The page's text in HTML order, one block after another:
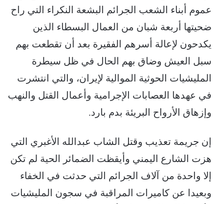
عموم أبناء الشعب الجرائم البشعة النكراء التي راح
ضحيتها أربعة شبان من العمال البسطاء الذين
يكدحون لإعالة أسرهم الفقيرة بعد أن تقطعت بهم
سبل العيش وضاق بهم الحال في ظل سيطرة
المليشيات الحوثية الموالية لإيران، والتي انتشرت
في عهدها العصابات الإجرامية وأعمال القتل والنهب
وإزهاق الأرواح البريئة بدم بارد.
إن جريمة تعذيب وقتل الشاب عبدالله الأغبري التي
هزت الشارع اليمني وأيقظت الضمائر الحية لم تكن
إلا واحدة من آلاف الجرائم التي حدثت في الخفاء
وبعيدا عن كاميرات المراقبة في سجون المليشيات